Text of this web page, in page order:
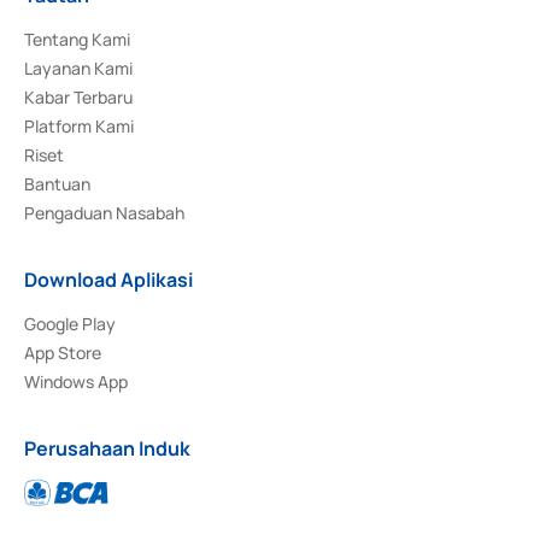
Tentang Kami
Layanan Kami
Kabar Terbaru
Platform Kami
Riset
Bantuan
Pengaduan Nasabah
Download Aplikasi
Google Play
App Store
Windows App
Perusahaan Induk